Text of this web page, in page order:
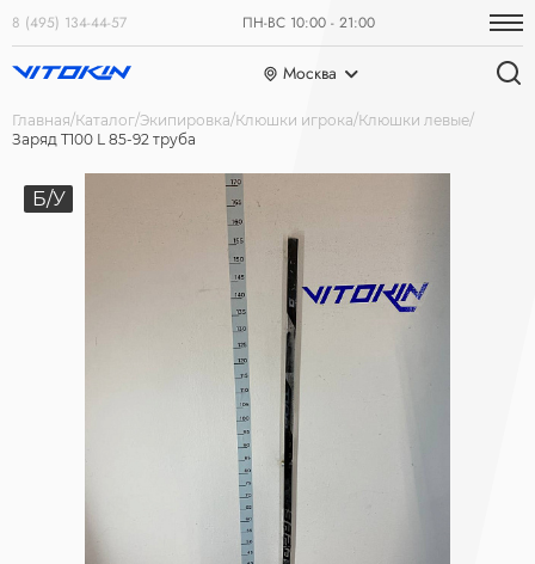
8 (495) 134-44-57 ПН-ВС 10:00 - 21:00
Москва
Главная Каталог Экипировка Клюшки игрока Клюшки левые
Заряд T100 L 85-92 труба
Б/У